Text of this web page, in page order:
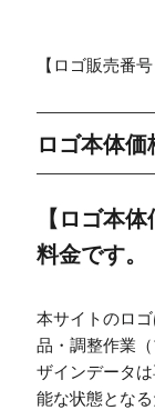
【ロゴ販売番号
ロゴ本体価
【ロゴ本
料金です。
本サイトのロ
品・調整作業
ザインデータ
能な状態とな